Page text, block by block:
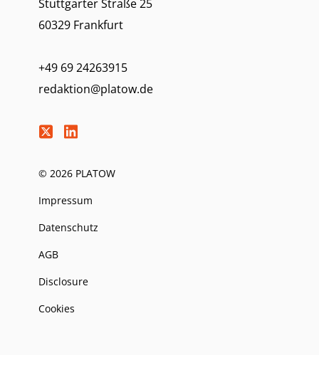
Stuttgarter Straße 25
60329 Frankfurt
+49 69 24263915
redaktion@platow.de
© 2026 PLATOW
Impressum
Datenschutz
AGB
Disclosure
Cookies